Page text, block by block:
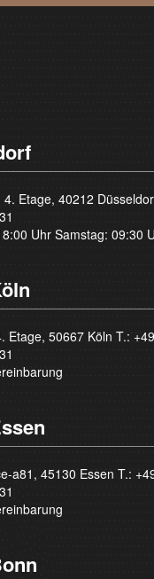
Etage, 40212
Uhr Samstag: 09:30
Etage, 50667 Köln T.:
a81, 45130 Essen T.: